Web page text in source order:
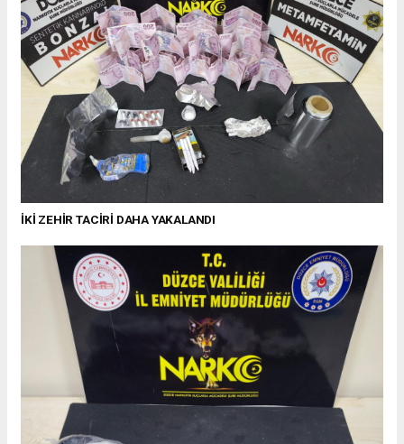
İKİ ZEHİR TACİRİ DAHA YAKALANDI